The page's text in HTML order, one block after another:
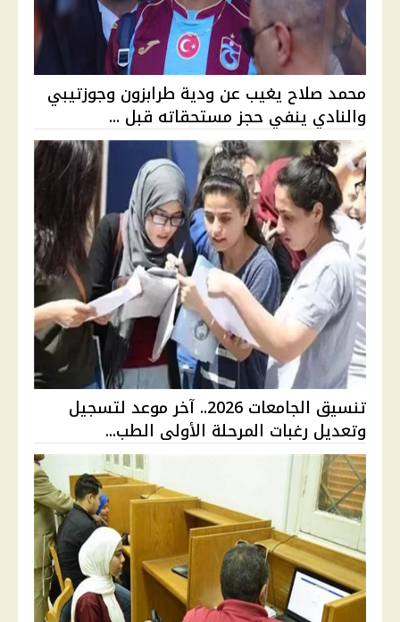
محمد صلاح يغيب عن ودية طرابزون وجوزتيبي
والنادي ينفي حجز مستحقاته قبل ...
تنسيق الجامعات 2026.. آخر موعد لتسجيل
وتعديل رغبات المرحلة الأولى الطب...